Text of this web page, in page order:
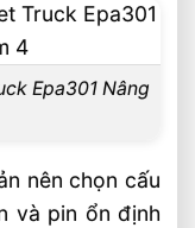
Epa301 Nâng
nên chọn cấu
và pin ổn định